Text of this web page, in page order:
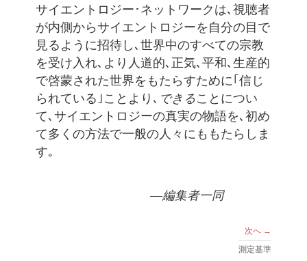
サイエントロジー･ネットワークは､視聴者
が内側からサイエントロジーを自分の目で
見るように招待し､世界中のすべての宗教
を受け入れ､より人道的､正気､平和､生産的
で啓蒙された世界をもたらすために｢信じ
られている｣ことより､ できることについ
て､サイエントロジーの真実の物語を､初め
て多くの方法で一般の人々にももたらしま
す｡
―編集者一同
次へ →
測定基準